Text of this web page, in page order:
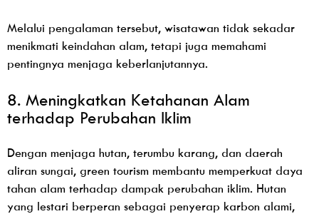
Melalui pengalaman tersebut, wisatawan tidak sekadar
menikmati keindahan alam, tetapi juga memahami
pentingnya menjaga keberlanjutannya.
8. Meningkatkan Ketahanan Alam
terhadap Perubahan Iklim
Dengan menjaga hutan, terumbu karang, dan daerah
aliran sungai, green tourism membantu memperkuat daya
tahan alam terhadap dampak perubahan iklim. Hutan
yang lestari berperan sebagai penyerap karbon alami,